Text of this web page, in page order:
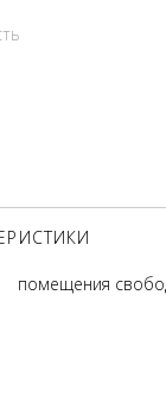
помещения